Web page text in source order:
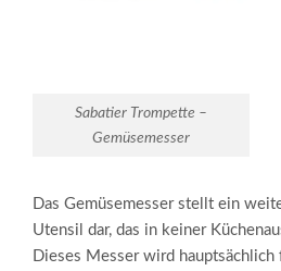
Sabatier Trompette –
Gemüsemesser
Das Gemüsemesser stellt ein
Utensil dar, das in keiner
Dieses Messer wird